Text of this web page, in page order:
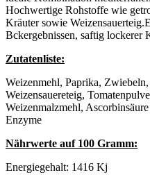
Hochwertige Rohstoffe wie
Kräuter sowie
Bckergebnissen, saftig lockerer
Zutatenliste:
Weizenmehl, Paprika,
Weizensauereteig,
Weizenmalzmehl,
Enzyme
Nährwerte auf 100 Gramm:
Energiegehalt: 1416 Kj